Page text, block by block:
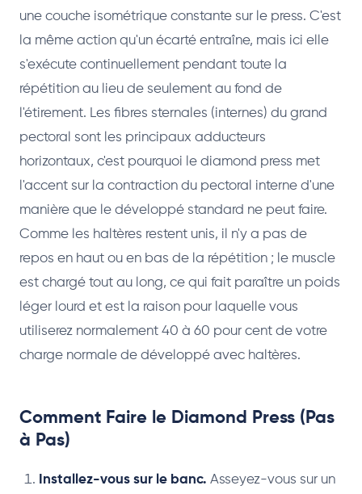
une couche isométrique constante sur le press. C'est
la même action qu'un écarté entraîne, mais ici elle
s'exécute continuellement pendant toute la
répétition au lieu de seulement au fond de
l'étirement. Les fibres sternales (internes) du grand
pectoral sont les principaux adducteurs
horizontaux, c'est pourquoi le diamond press met
l'accent sur la contraction du pectoral interne d'une
manière que le développé standard ne peut faire.
Comme les haltères restent unis, il n'y a pas de
repos en haut ou en bas de la répétition ; le muscle
est chargé tout au long, ce qui fait paraître un poids
léger lourd et est la raison pour laquelle vous
utiliserez normalement 40 à 60 pour cent de votre
charge normale de développé avec haltères.
Comment Faire le Diamond Press (Pas
à Pas)
Installez-vous sur le banc. Asseyez-vous sur un